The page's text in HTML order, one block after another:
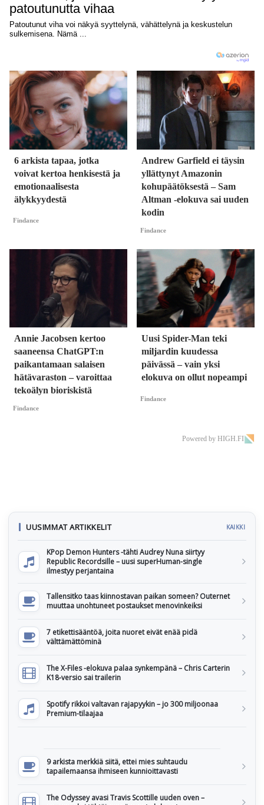
6 arkista tapaa, jotka
voivat kertoa henkisestä ja
emotionaalisesta
älykkyydestä
Findance
Andrew Garfield ei täysin
yllättynyt Amazonin
kohupäätöksestä – Sam
Altman -elokuva sai uuden
kodin
Findance
Annie Jacobsen kertoo
saaneensa ChatGPT:n
paikantamaan salaisen
hätävaraston – varoittaa
tekoälyn bioriskistä
Findance
Uusi Spider-Man teki
miljardin kuudessa
päivässä – vain yksi
elokuva on ollut nopeampi
Findance
Powered by HIGH.FI
UUSIMMAT ARTIKKELIT KAIKKI
KPop Demon Hunters -tähti Audrey Nuna siirtyy
Republic Recordsille – uusi superHuman-single
ilmestyy perjantaina
Tallensitko taas kiinnostavan paikan someen? Outernet
muuttaa unohtuneet postaukset menovinkeiksi
7 etikettisääntöä, joita nuoret eivät enää pidä
välttämättöminä
The X-Files -elokuva palaa synkempänä – Chris Carterin
K18-versio sai trailerin
Spotify rikkoi valtavan rajapyykin – jo 300 miljoonaa
Premium-tilaajaa
9 arkista merkkiä siitä, ettei mies suhtaudu
tapailemaansa ihmiseen kunnioittavasti
The Odyssey avasi Travis Scottille uuden oven –